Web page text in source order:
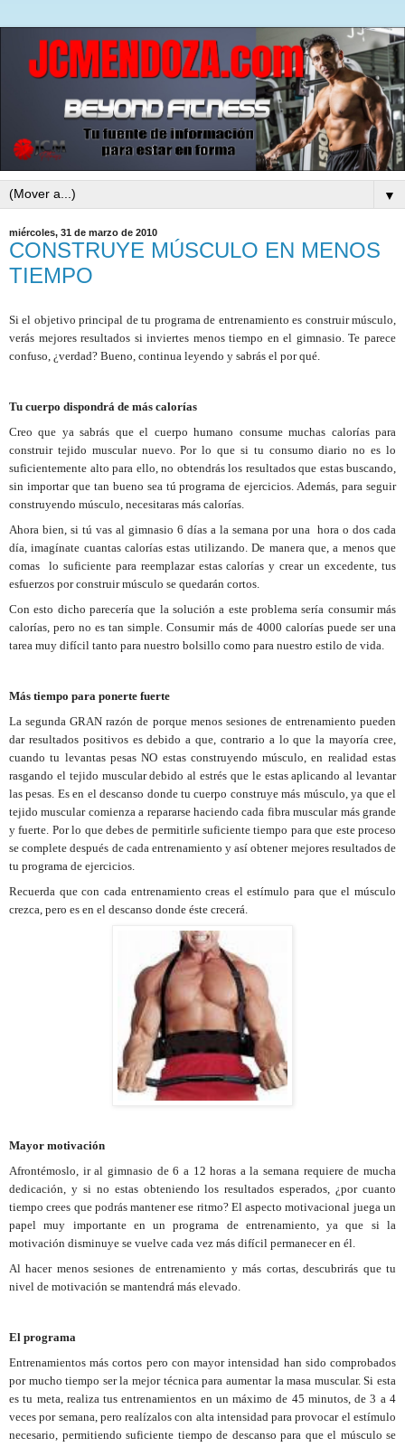
▼
miércoles, 31 de marzo de 2010
CONSTRUYE MÚSCULO EN MENOS
TIEMPO
Si el objetivo principal de tu programa de entrenamiento es construir músculo,
verás mejores resultados si inviertes menos tiempo en el gimnasio. Te parece
confuso, ¿verdad? Bueno, continua leyendo y sabrás el por qué.
Tu cuerpo dispondrá de más calorías
Creo que ya sabrás que el cuerpo humano consume muchas calorías para
construir tejido muscular nuevo. Por lo que si tu consumo diario no es lo
suficientemente alto para ello, no obtendrás los resultados que estas buscando,
sin importar que tan bueno sea tú programa de ejercicios. Además, para seguir
construyendo músculo, necesitaras más calorías.
Ahora bien, si tú vas al gimnasio 6 días a la semana por una hora o dos cada
día, imagínate cuantas calorías estas utilizando. De manera que, a menos que
comas lo suficiente para reemplazar estas calorías y crear un excedente, tus
esfuerzos por construir músculo se quedarán cortos.
Con esto dicho parecería que la solución a este problema sería consumir más
calorías, pero no es tan simple. Consumir más de 4000 calorías puede ser una
tarea muy difícil tanto para nuestro bolsillo como para nuestro estilo de vida.
Más tiempo para ponerte fuerte
La segunda GRAN razón de porque menos sesiones de entrenamiento pueden
dar resultados positivos es debido a que, contrario a lo que la mayoría cree,
cuando tu levantas pesas NO estas construyendo músculo, en realidad estas
rasgando el tejido muscular debido al estrés que le estas aplicando al levantar
las pesas. Es en el descanso donde tu cuerpo construye más músculo, ya que el
tejido muscular comienza a repararse haciendo cada fibra muscular más grande
y fuerte. Por lo que debes de permitirle suficiente tiempo para que este proceso
se complete después de cada entrenamiento y así obtener mejores resultados de
tu programa de ejercicios.
Recuerda que con cada entrenamiento creas el estímulo para que el músculo
crezca, pero es en el descanso donde éste crecerá.
Mayor motivación
Afrontémoslo, ir al gimnasio de 6 a 12 horas a la semana requiere de mucha
dedicación, y si no estas obteniendo los resultados esperados, ¿por cuanto
tiempo crees que podrás mantener ese ritmo? El aspecto motivacional juega un
papel muy importante en un programa de entrenamiento, ya que si la
motivación disminuye se vuelve cada vez más difícil permanecer en él.
Al hacer menos sesiones de entrenamiento y más cortas, descubrirás que tu
nivel de motivación se mantendrá más elevado.
El programa
Entrenamientos más cortos pero con mayor intensidad han sido comprobados
por mucho tiempo ser la mejor técnica para aumentar la masa muscular. Si esta
es tu meta, realiza tus entrenamientos en un máximo de 45 minutos, de 3 a 4
veces por semana, pero realízalos con alta intensidad para provocar el estímulo
necesario, permitiendo suficiente tiempo de descanso para que el músculo se